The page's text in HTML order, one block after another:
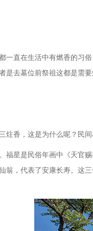
一直在生活中有燃香的习
是去墓位前祭祖这都是需
炷香，这是为什么呢？民
福星是民俗年画中《天官
翁，代表了安康长寿。这